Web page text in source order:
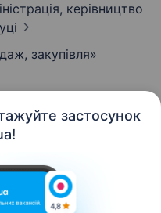
застосунок
керівництво
закупівля»